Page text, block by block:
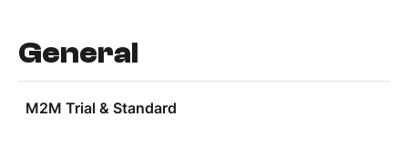
General
M2M Trial & Standard